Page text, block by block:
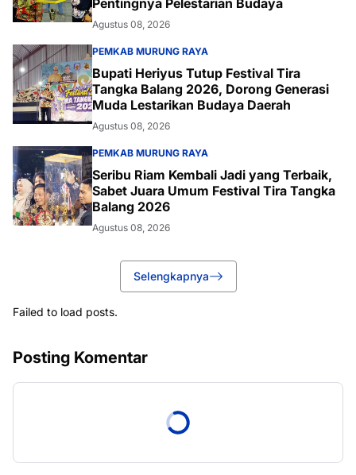
Pentingnya Pelestarian Budaya
Agustus 08, 2026
PEMKAB MURUNG RAYA
Bupati Heriyus Tutup Festival Tira
Tangka Balang 2026, Dorong Generasi
Muda Lestarikan Budaya Daerah
Agustus 08, 2026
PEMKAB MURUNG RAYA
Seribu Riam Kembali Jadi yang Terbaik,
Sabet Juara Umum Festival Tira Tangka
Balang 2026
Agustus 08, 2026
Selengkapnya
Failed to load posts.
Posting Komentar